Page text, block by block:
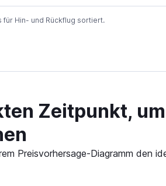
Hin- und Rückflug sortiert.
Zeitpunkt,
Preisvorhersage-Diagramm den